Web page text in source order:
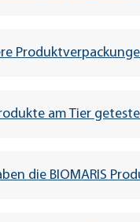
am Tier
die BIOMARIS